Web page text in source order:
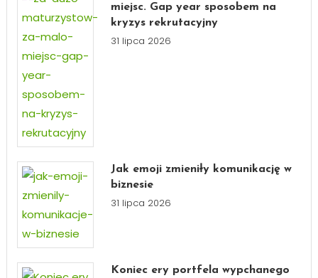
miejsc. Gap year sposobem na
kryzys rekrutacyjny
31 lipca 2026
Jak emoji zmieniły komunikację w
biznesie
31 lipca 2026
Koniec ery portfela wypchanego